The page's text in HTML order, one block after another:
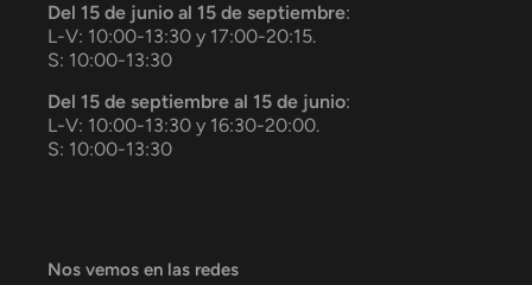
Del 15 de junio al 15 de septiembre:
L-V: 10:00-13:30 y 17:00-20:15.
S: 10:00-13:30
Del 15 de septiembre al 15 de junio:
L-V: 10:00-13:30 y 16:30-20:00.
S: 10:00-13:30
Nos vemos en las redes